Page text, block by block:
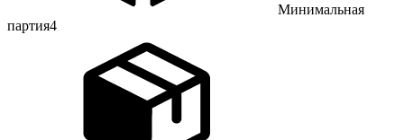
Минимальная
партия4